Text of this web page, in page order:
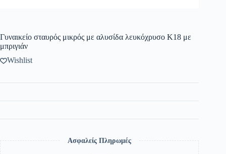
Γυναικείο σταυρός μικρός με αλυσίδα λευκόχρυσο Κ18 με
μπριγιάν
Wishlist
Ασφαλείς Πληρωμές